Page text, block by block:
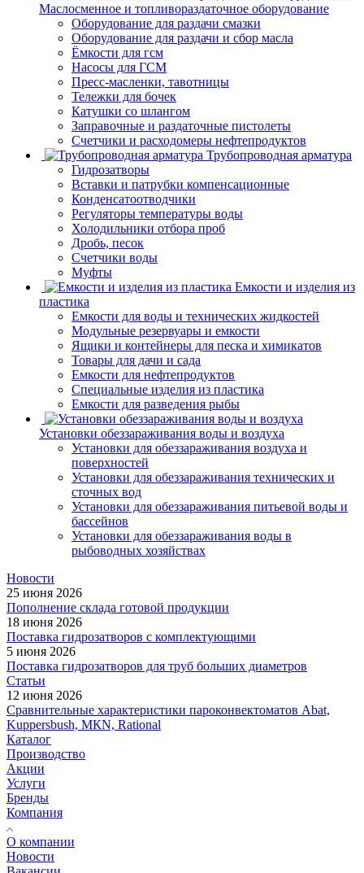
Маслосменное и топливораздаточное оборудование
Оборудование для раздачи смазки
Оборудование для раздачи и сбор масла
Ёмкости для гсм
Насосы для ГСМ
Пресс-масленки, тавотницы
Тележки для бочек
Катушки со шлангом
Заправочные и раздаточные пистолеты
Счетчики и расходомеры нефтепродуктов
Трубопроводная арматура
Гидрозатворы
Вставки и патрубки компенсационные
Конденсатоотводчики
Регуляторы температуры воды
Холодильники отбора проб
Дробь, песок
Счетчики воды
Муфты
Емкости и изделия из
пластика
Емкости для воды и технических жидкостей
Модульные резервуары и емкости
Ящики и контейнеры для песка и химикатов
Товары для дачи и сада
Емкости для нефтепродуктов
Специальные изделия из пластика
Емкости для разведения рыбы
Установки обеззараживания воды и воздуха
Установки для обеззараживания воздуха и
поверхностей
Установки для обеззараживания технических и
сточных вод
Установки для обеззараживания питьевой воды и
бассейнов
Установки для обеззараживания воды в
рыбоводных хозяйствах
Новости
25 июня 2026
Пополнение склада готовой продукции
18 июня 2026
Поставка гидрозатворов с комплектующими
5 июня 2026
Поставка гидрозатворов для труб больших диаметров
Статьи
12 июня 2026
Сравнительные характеристики пароконвектоматов Abat,
Kuppersbush, МКN, Rational
Каталог
Производство
Акции
Услуги
Бренды
Компания
О компании
Новости